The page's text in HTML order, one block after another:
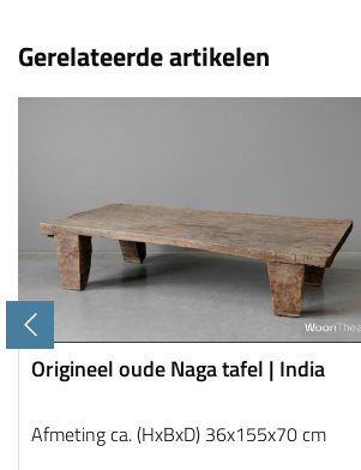
Gerelateerde artikelen
Origineel oude Naga tafel | India
Afmeting ca. (HxBxD) 36x155x70 cm